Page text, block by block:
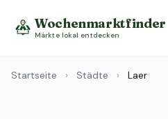
Wochenmarktfinder
Märkte lokal entdecken
Startseite › Städte › Laer